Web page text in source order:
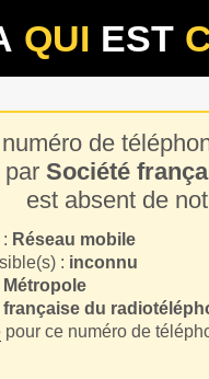
QUI EST
de
par Société
est absent de
Réseau mobile
: inconnu
Métropole
du
pour ce numéro de